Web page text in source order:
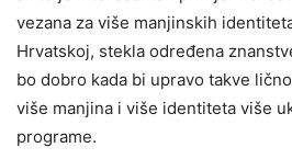
vezana za više manjinskih
Hrvatskoj, stekla određena
bo dobro kada bi upravo takve
više manjina i više identiteta više
programe.